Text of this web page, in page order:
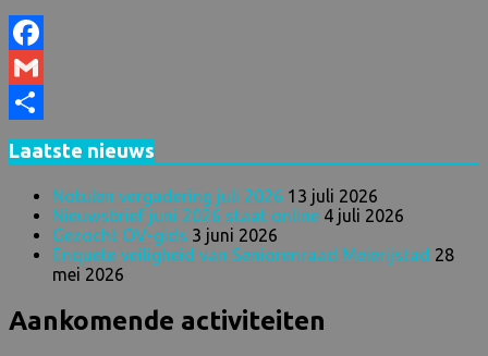
Facebook
Gmail
Delen
Laatste nieuws
Notulen vergadering juli 2026 13 juli 2026
Nieuwsbrief juni 2026 staat online 4 juli 2026
Gezocht OV-gids 3 juni 2026
Enquete veiligheid van Seniorenraad Meierijstad 28
mei 2026
Aankomende activiteiten